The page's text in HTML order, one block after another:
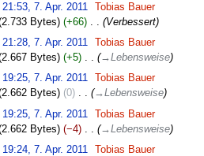
21:53, 7. Apr. 2011
Tobias Bauer
2.733 Bytes +66 ‎
Verbessert
21:28, 7. Apr. 2011
Tobias Bauer
2.667 Bytes +5 ‎ →Lebensweise
19:25, 7. Apr. 2011
Tobias Bauer
2.662 Bytes 0 ‎ →Lebensweise
19:25, 7. Apr. 2011
Tobias Bauer
2.662 Bytes −4 ‎ →Lebensweise
19:24, 7. Apr. 2011
Tobias Bauer